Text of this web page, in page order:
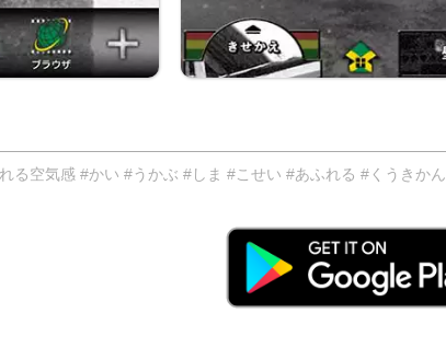
る空気感 #かい #うかぶ #しま #こせい #あふれる #くうきかん